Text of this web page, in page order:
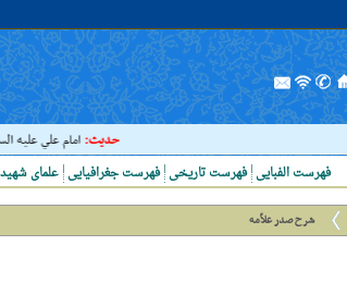
حدیث:امام علي عليه
علمای شهید فهرست جغرافیایی فهرست تاریخی فهرست الفبایی
شرح صدر علاّمه